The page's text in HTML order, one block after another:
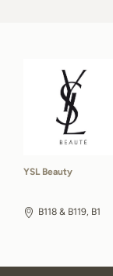
YSL Beauty
B118 & B119, B1